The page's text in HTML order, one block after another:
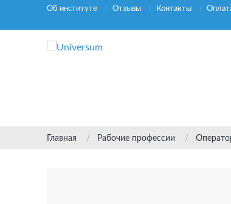
Об институте Отзывы Контакты
Главная Рабочие профессии